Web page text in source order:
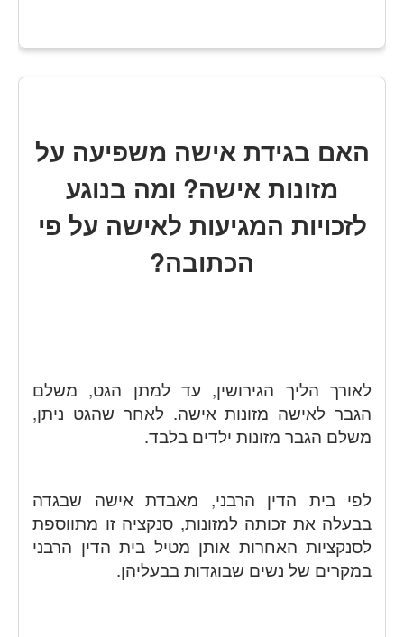
האם בגידת אישה משפיעה על
מזונות אישה? ומה בנוגע
לזכויות המגיעות לאישה על פי
הכתובה?
לאורך הליך הגירושין, עד למתן הגט, משלם
הגבר לאישה מזונות אישה. לאחר שהגט ניתן,
משלם הגבר מזונות ילדים בלבד.
לפי בית הדין הרבני, מאבדת אישה שבגדה
בבעלה את זכותה למזונות, סנקציה זו מתווספת
לסנקציות האחרות אותן מטיל בית הדין הרבני
במקרים של נשים שבוגדות בבעליהן.